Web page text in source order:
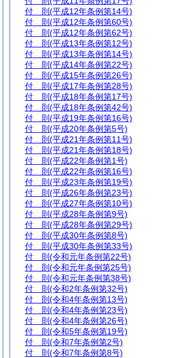
付 則 (平成12年条例第14号)
付 則 (平成12年条例第60号)
付 則 (平成12年条例第62号)
付 則 (平成13年条例第12号)
付 則 (平成13年条例第14号)
付 則 (平成14年条例第22号)
付 則 (平成15年条例第26号)
付 則 (平成17年条例第28号)
付 則 (平成18年条例第17号)
付 則 (平成18年条例第42号)
付 則 (平成19年条例第16号)
付 則 (平成20年条例第5号)
付 則 (平成21年条例第11号)
付 則 (平成21年条例第18号)
付 則 (平成22年条例第1号)
付 則 (平成22年条例第16号)
付 則 (平成23年条例第19号)
付 則 (平成26年条例第23号)
付 則 (平成27年条例第10号)
付 則 (平成28年条例第9号)
付 則 (平成28年条例第29号)
付 則 (平成30年条例第8号)
付 則 (平成30年条例第33号)
付 則 (令和元年条例第22号)
付 則 (令和元年条例第25号)
付 則 (令和元年条例第38号)
付 則 (令和2年条例第32号)
付 則 (令和4年条例第13号)
付 則 (令和4年条例第23号)
付 則 (令和4年条例第26号)
付 則 (令和5年条例第19号)
付 則 (令和7年条例第2号)
付 則 (令和7年条例第8号)